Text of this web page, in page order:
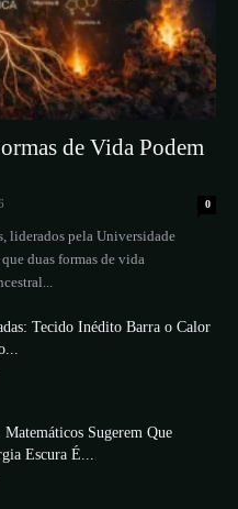
de Vida Podem
0
liderados pela Universidade
duas formas de vida
Tecido Inédito Barra o Calor
Sugerem Que
Escura É...